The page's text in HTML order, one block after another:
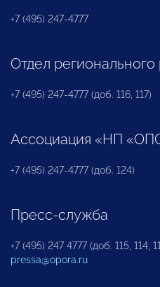
+7 (495) 247-4777
Отдел регионального
+7 (495) 247-4777 (доб. 116, 117)
Ассоциация «НП
+7 (495) 247-4777 (доб. 124)
Пресс-служба
+7 (495) 247 4777 (доб. 115, 114,
pressa@opora.ru